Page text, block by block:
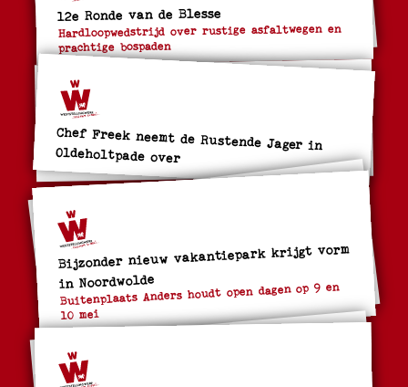
12e Ronde van de Blesse
Hardloopwedstrijd over rustige asfaltwegen en
prachtige bospaden
Chef Freek neemt de Rustende Jager in
Oldeholtpade over
Bijzonder nieuw vakantiepark krijgt vorm
in Noordwolde
Buitenplaats Anders houdt open dagen op 9 en
10 mei